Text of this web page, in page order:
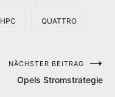
HPC QUATTRO
NÄCHSTER BEITRAG
Opels Stromstrategie